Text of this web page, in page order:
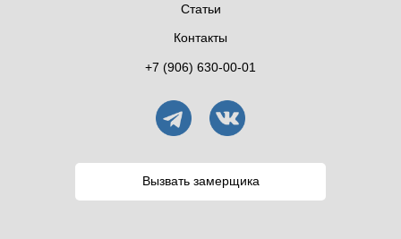
Статьи
Контакты
+7 (906) 630-00-01
Вызвать замерщика